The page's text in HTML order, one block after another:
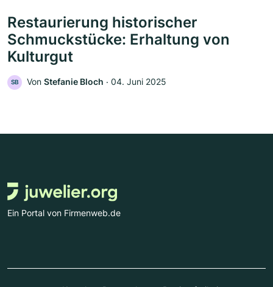
Restaurierung historischer
Schmuckstücke: Erhaltung von
Kulturgut
SB Von Stefanie Bloch ‧ 04. Juni 2025
Ein Portal von Firmenweb.de